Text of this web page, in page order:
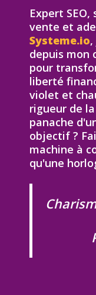
Expert
vente et
Systeme.io
depuis mon
pour
liberté
violet et
rigueur de
panache
objectif ?
machine à
qu'une